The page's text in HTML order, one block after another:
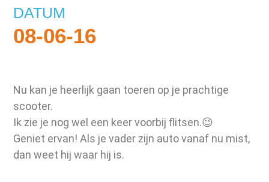
DATUM
08-06-16
Nu kan je heerlijk gaan toeren op je prachtige
scooter.
Ik zie je nog wel een keer voorbij flitsen.😉
Geniet ervan! Als je vader zijn auto vanaf nu mist,
dan weet hij waar hij is.